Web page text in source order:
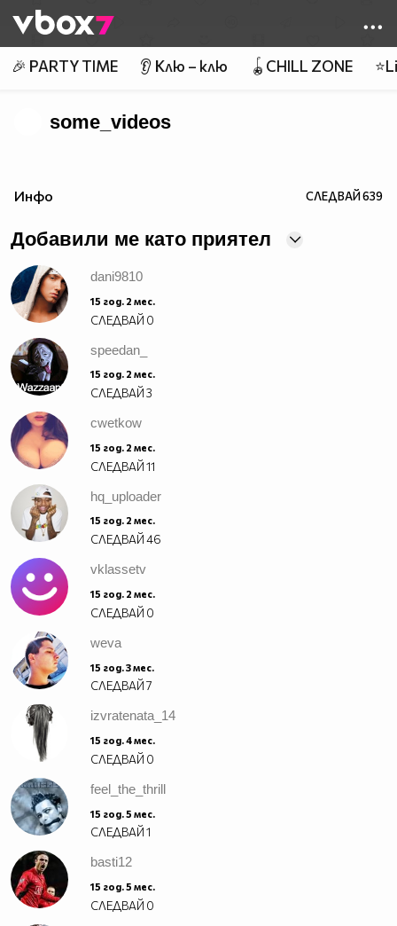
👾
🎉 PARTY TIME 👂 Клю – клю 🪀CHILL ZONE
some_videos
Инфо СЛЕДВАЙ639
Добавили ме като приятел
dani9810
15 год. 2 мес.
СЛЕДВАЙ 0
speedan_
15 год. 2 мес.
СЛЕДВАЙ3
cwetkow
15 год. 2 мес.
СЛЕДВАЙ11
hq_uploader
15 год. 2 мес.
СЛЕДВАЙ46
vklassetv
15 год. 2 мес.
СЛЕДВАЙ 0
weva
15 год. 3 мес.
СЛЕДВАЙ7
izvratenata_14
15 год. 4 мес.
СЛЕДВАЙ 0
feel_the_thrill
15 год. 5 мес.
СЛЕДВАЙ1
basti12
15 год. 5 мес.
СЛЕДВАЙ 0